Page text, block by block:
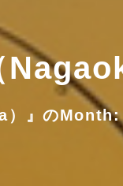
）』のMonth: